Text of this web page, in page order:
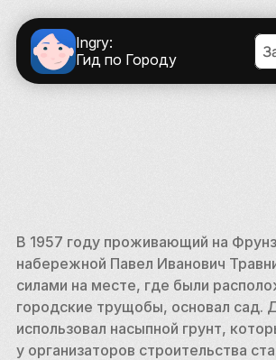
Ingry:
Гид по Городу
В 1957 году проживающий на
набережной Павел Иванович
силами на месте, где были
городские трущобы, основал сад.
использовал насыпной грунт,
у организаторов строительства